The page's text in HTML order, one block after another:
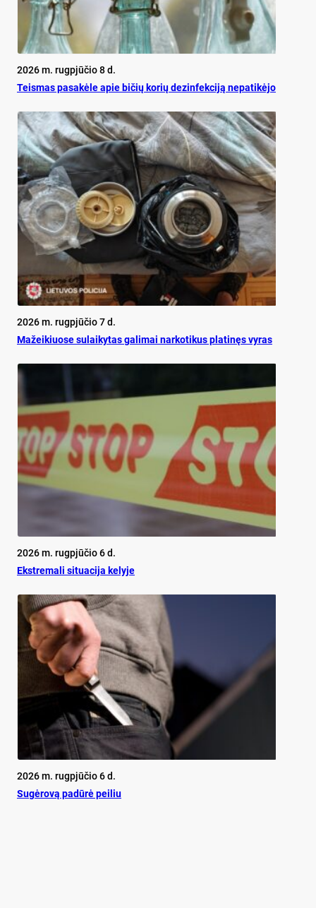
2026 m. rugpjūčio 8 d.
Teis­mas pa­sa­kė­le apie bi­čių ko­rių de­zin­fek­ci­ją ne­pa­ti­kė­jo
2026 m. rugpjūčio 7 d.
Mažeikiuose sulaikytas galimai narkotikus platinęs vyras
2026 m. rugpjūčio 6 d.
Ekst­re­ma­li si­tua­ci­ja ke­ly­je
2026 m. rugpjūčio 6 d.
Su­gė­ro­vą pa­dū­rė pei­liu